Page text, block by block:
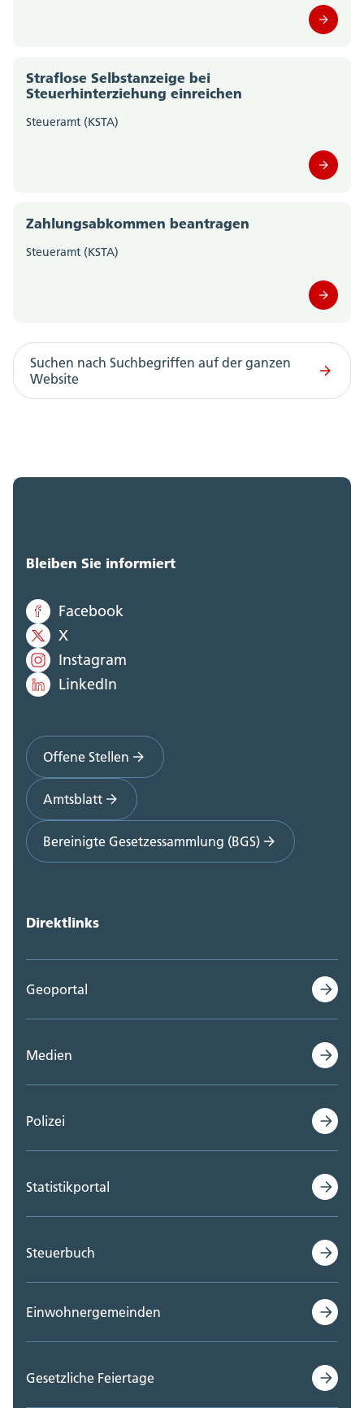
Straflose Selbstanzeige bei
Steuerhinterziehung einreichen
Steueramt (KSTA)
Zahlungsabkommen beantragen
Steueramt (KSTA)
Suchen nach Suchbegriffen auf der ganzen
Website
Bleiben Sie informiert
Facebook
X
Instagram
LinkedIn
Offene Stellen
Amtsblatt
Bereinigte Gesetzessammlung (BGS)
Direktlinks
Geoportal
Medien
Polizei
Statistikportal
Steuerbuch
Einwohnergemeinden
Gesetzliche Feiertage